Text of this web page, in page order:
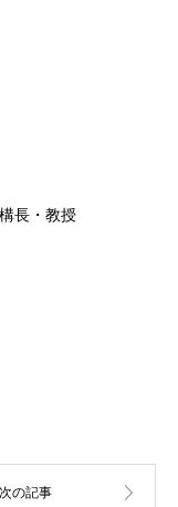
長・教授